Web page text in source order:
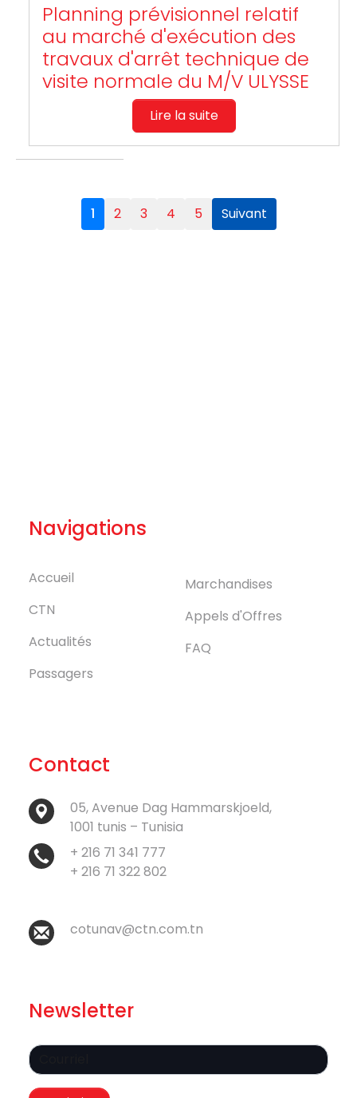
Planning prévisionnel relatif
au marché d'exécution des
travaux d'arrêt technique de
visite normale du M/V ULYSSE
Lire la suite
1 2 3 4 5 Suivant
Navigations
Accueil
CTN
Actualités
Passagers
Marchandises
Appels d'Offres
FAQ
Contact
05, Avenue Dag Hammarskjoeld,
1001 tunis – Tunisia
+ 216 71 341 777
+ 216 71 322 802
cotunav@ctn.com.tn
Newsletter